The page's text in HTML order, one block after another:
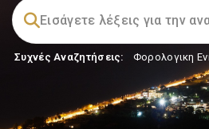
Συχνές Αναζητήσεις: Φορολογικη